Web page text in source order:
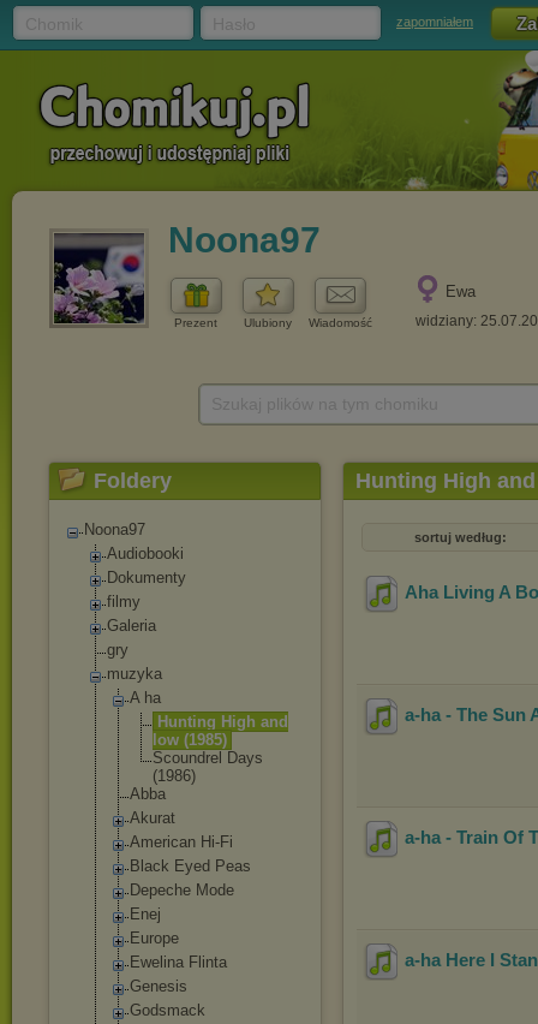
zapomniałem
Noona97
Prezent Ulubiony Wiadomość
Ewa
widziany:
Foldery
Noona97
Audiobooki
Dokumenty
filmy
Galeria
gry
muzyka
A ha
Hunting High and
low (1985)
Scoundrel Days
(1986)
Abba
Akurat
American Hi-Fi
Black Eyed Peas
Depeche Mode
Enej
Europe
Ewelina Flinta
Genesis
Godsmack
Hunting High
sortuj według:
Aha Living A
a-ha - The Sun
a-ha - Train Of
a-ha Here I